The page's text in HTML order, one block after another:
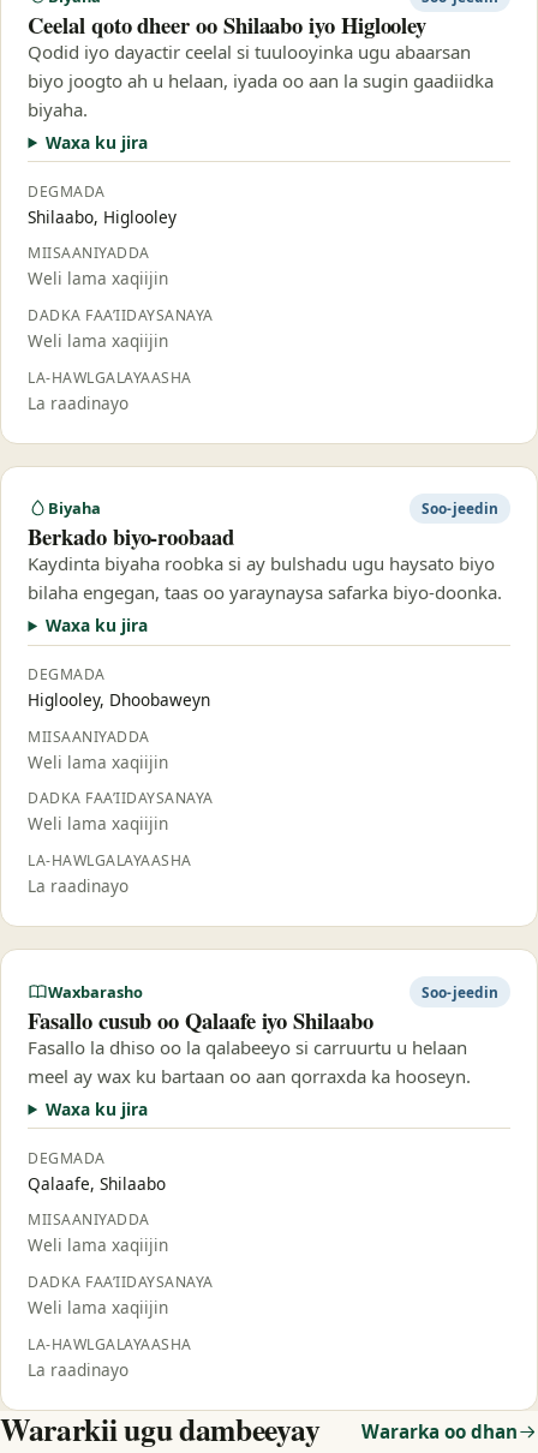
Ceelal qoto dheer oo Shilaabo iyo Higlooley
Qodid iyo dayactir ceelal si tuulooyinka ugu abaarsan
biyo joogto ah u helaan, iyada oo aan la sugin gaadiidka
biyaha.
Waxa ku jira
DEGMADA
Shilaabo, Higlooley
MIISAANIYADDA
Weli lama xaqiijin
DADKA FAA’IIDAYSANAYA
Weli lama xaqiijin
LA-HAWLGALAYAASHA
La raadinayo
Biyaha Soo-jeedin
Berkado biyo-roobaad
Kaydinta biyaha roobka si ay bulshadu ugu haysato biyo
bilaha engegan, taas oo yaraynaysa safarka biyo-doonka.
Waxa ku jira
DEGMADA
Higlooley, Dhoobaweyn
MIISAANIYADDA
Weli lama xaqiijin
DADKA FAA’IIDAYSANAYA
Weli lama xaqiijin
LA-HAWLGALAYAASHA
La raadinayo
Waxbarasho Soo-jeedin
Fasallo cusub oo Qalaafe iyo Shilaabo
Fasallo la dhiso oo la qalabeeyo si carruurtu u helaan
meel ay wax ku bartaan oo aan qorraxda ka hooseyn.
Waxa ku jira
DEGMADA
Qalaafe, Shilaabo
MIISAANIYADDA
Weli lama xaqiijin
DADKA FAA’IIDAYSANAYA
Weli lama xaqiijin
LA-HAWLGALAYAASHA
La raadinayo
Wararkii ugu dambeeyay Wararka oo dhan